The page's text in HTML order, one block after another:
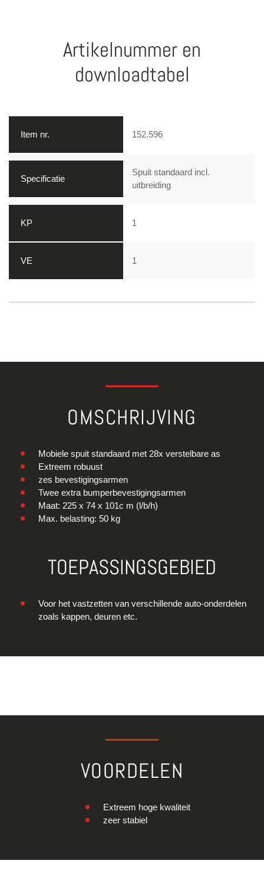
Artikelnummer en
downloadtabel
152.596
Spuit standaard incl.
uitbreiding
1
1
OMSCHRIJVING
Mobiele spuit standaard met 28x verstelbare as
Extreem robuust
zes bevestigingsarmen
Twee extra bumperbevestigingsarmen
Maat: 225 x 74 x 101c m (l/b/h)
Max. belasting: 50 kg
TOEPASSINGSGEBIED
Voor het vastzetten van verschillende auto-onderdelen
zoals kappen, deuren etc.
VOORDELEN
Extreem hoge kwaliteit
zeer stabiel